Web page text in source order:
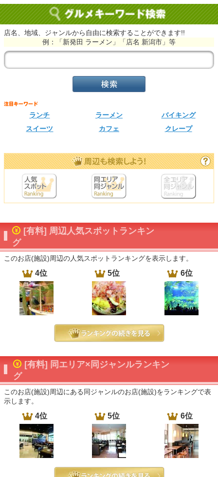
店名、地域、ジャンルから自由に検索することができます!!
例：「新発田 ラーメン」「店名 新潟市」等
ランチ ラーメン
バイキング
スイーツ
カフェ クレープ
[有料] 周辺人気スポットランキン
グ
このお店(施設)周辺の人気スポットランキングを表示します。
4位 5位 6位
[有料] 同エリア×同ジャンルランキン
グ
このお店(施設)周辺にある同ジャンルのお店(施設)をランキングで表
示します。
4位 5位 6位